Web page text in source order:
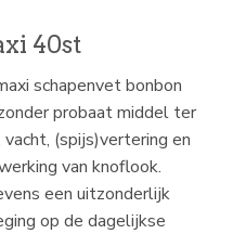
40st
schapenvet bonbon
probaat middel ter
(spijs)vertering en
van knoflook.
een uitzonderlijk
op de dagelijkse